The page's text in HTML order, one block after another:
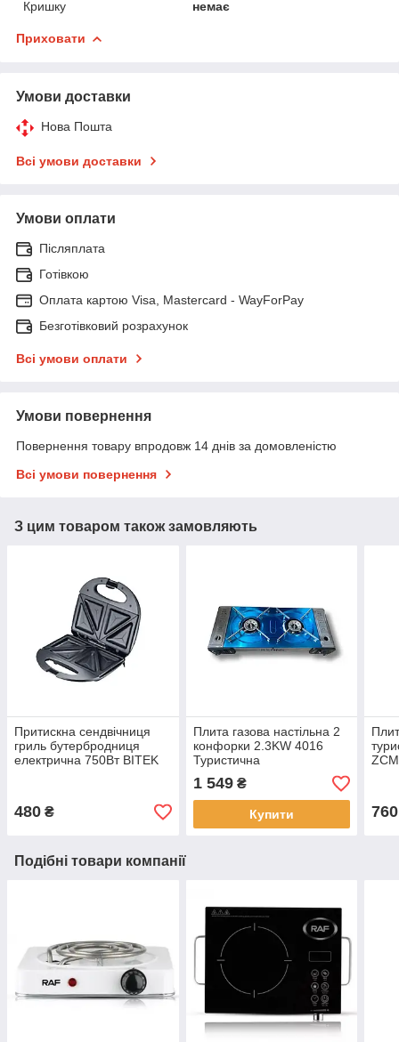
Кришку немає
Приховати
Умови доставки
Нова Пошта
Всі умови доставки
Умови оплати
Післяплата
Готівкою
Оплата картою Visa, Mastercard - WayForPay
Безготівковий розрахунок
Всі умови оплати
Умови повернення
Повернення товару впродовж 14 днів за домовленістю
Всі умови повернення
З цим товаром також замовляють
Притискна сендвічниця
гриль бутербродниця
електрична 750Вт BITEK
480 ₴
Плита газова настільна 2
конфорки 2.3KW 4016
Туристична
двоконфоркова похідна
плитка
1 549₴
Купити 760
Подібні товари компанії